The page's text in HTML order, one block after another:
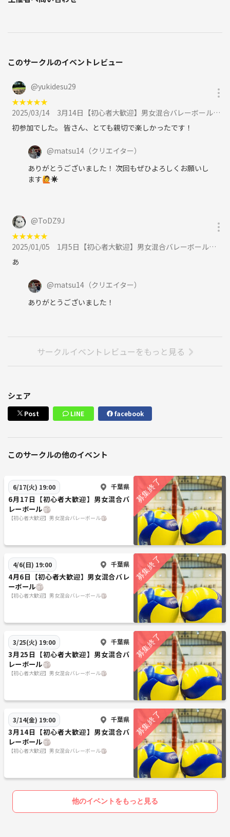
このサークルのイベントレビュー
@yukidesu29
★★★★★
2025/03/14
3月14日【初心者大歓迎】男女混合バレーボール🏐に参加
初参加でした。 皆さん、とても親切で楽しかったです！
@matsu14 （クリエイター）
ありがとうございました！ 次回もぜひよろしくお願いし
ます🙋☀️
@ToDZ9J
★★★★★
2025/01/05
1月5日【初心者大歓迎】男女混合バレーボール🏐に参加
あ
@matsu14 （クリエイター）
ありがとうございました！
サークルイベントレビューをもっと見る
シェア
Post LINE facebook
このサークルの他のイベント
6/17(火) 19:00 千葉県
6月17日【初心者大歓迎】男女混合バ
レーボール🏐
【初心者大歓迎】男女混合バレーボール🏐
4/6(日) 19:00 千葉県
4月6日【初心者大歓迎】男女混合バレ
ーボール🏐
【初心者大歓迎】男女混合バレーボール🏐
3/25(火) 19:00 千葉県
3月25日【初心者大歓迎】男女混合バ
レーボール🏐
【初心者大歓迎】男女混合バレーボール🏐
3/14(金) 19:00 千葉県
3月14日【初心者大歓迎】男女混合バ
レーボール🏐
【初心者大歓迎】男女混合バレーボール🏐
他のイベントをもっと見る